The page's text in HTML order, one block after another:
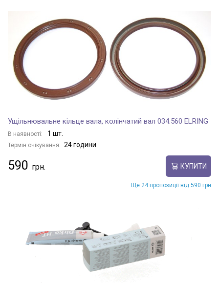
Ущільнювальне кільце вала, колінчатий вал 034.560 ELRING
В наявності: 1 шт.
Термін очікування: 24 години
590 КУПИТИ
Ще 24 пропозиції від 590 грн